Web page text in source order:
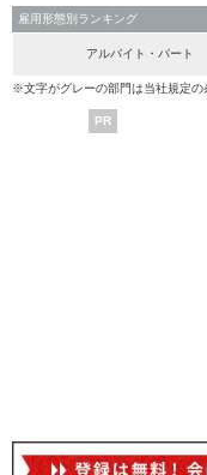
雇用形態別ランキング
アルバイト・パート
※文字がグレーの部門は当社規定の
PR